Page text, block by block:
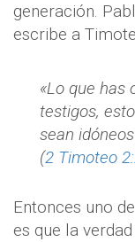
generación.
escribe a
«Lo que has
testigos,
sean
(2 Timoteo
Entonces uno
es que la